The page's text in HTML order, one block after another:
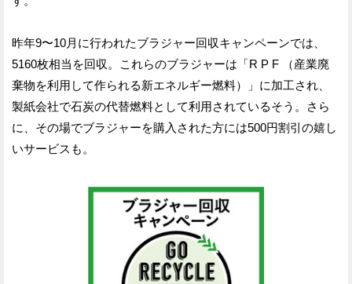
昨年9〜10月に行われたブラジャー回収キャンペーンでは、
5160枚相当を回収。これらのブラジャーは「R P F （産業廃
棄物を利用して作られる新エネルギー燃料）」に加工され、
製紙会社で石炭の代替燃料として利用されているそう。さら
に、その場でブラジャーを購入された方には500円割引の嬉し
いサービスも。